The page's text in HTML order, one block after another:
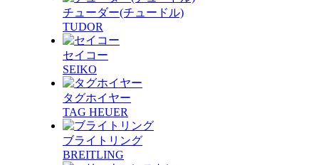
チューダー(チュードル)
TUDOR
セイコー
SEIKO
タグホイヤー
TAG HEUER
ブライトリング
BREITLING